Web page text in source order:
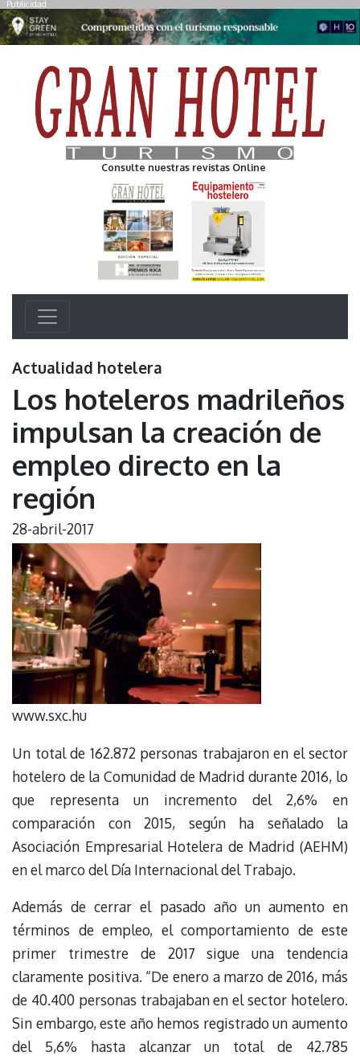
Publicidad
Consulte nuestras revistas Online
Actualidad hotelera
Los hoteleros madrileños
impulsan la creación de
empleo directo en la
región
28-abril-2017
www.sxc.hu
Un total de 162.872 personas trabajaron en el sector
hotelero de la Comunidad de Madrid durante 2016, lo
que representa un incremento del 2,6% en
comparación con 2015, según ha señalado la
Asociación Empresarial Hotelera de Madrid (AEHM)
en el marco del Día Internacional del Trabajo.
Además de cerrar el pasado año un aumento en
términos de empleo, el comportamiento de este
primer trimestre de 2017 sigue una tendencia
claramente positiva. “De enero a marzo de 2016, más
de 40.400 personas trabajaban en el sector hotelero.
Sin embargo, este año hemos registrado un aumento
del 5,6% hasta alcanzar un total de 42.785